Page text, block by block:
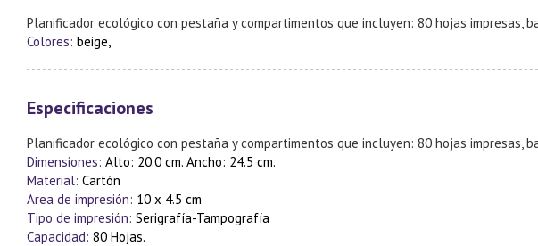
Planificador ecológico con pestaña y compartimentos que incluyen: 80 hojas impresas,
Colores: beige,
Especificaciones
Planificador ecológico con pestaña y compartimentos que incluyen: 80 hojas impresas,
Dimensiones: Alto: 20.0 cm. Ancho: 24.5 cm.
Material: Cartón
Area de impresión: 10 x 4.5 cm
Tipo de impresión: Serigrafía-Tampografía
Capacidad: 80 Hojas.